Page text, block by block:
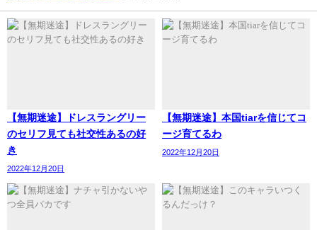
【無期迷途】ドレスラングリー
のセリフ見ても社交性あるの好
き
2022年12月20日
【無期迷途】本国tiarを信じてコ
ージ育てるわ
2022年12月20日